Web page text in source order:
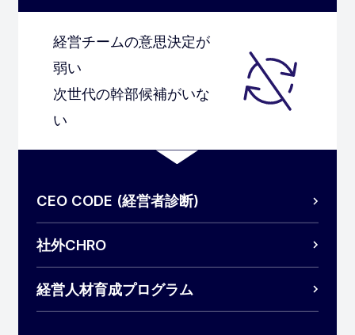
経営チームの意思決定が
弱い
次世代の幹部候補がいな
い
CEO CODE (経営者診断)
社外CHRO
経営人材育成プログラム